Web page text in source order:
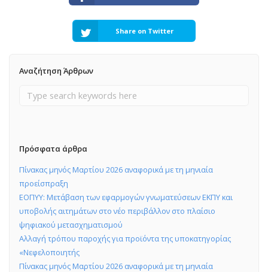
Share on Twitter
Αναζήτηση Άρθρων
Πρόσφατα άρθρα
Πίνακας μηνός Μαρτίου 2026 αναφορικά με τη μηνιαία
προείσπραξη
ΕΟΠΥΥ: Μετάβαση των εφαρμογών γνωματεύσεων ΕΚΠΥ και
υποβολής αιτημάτων στο νέο περιβάλλον στο πλαίσιο
ψηφιακού μετασχηματισμού
Αλλαγή τρόπου παροχής για προϊόντα της υποκατηγορίας
«Νεφελοποιητής
Πίνακας μηνός Μαρτίου 2026 αναφορικά με τη μηνιαία